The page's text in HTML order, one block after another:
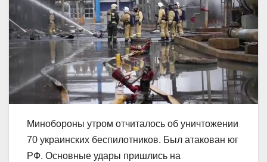
Минобороны утром отчиталось об уничтожении
70 украинских беспилотников. Был атакован юг
РФ. Основные удары пришлись на